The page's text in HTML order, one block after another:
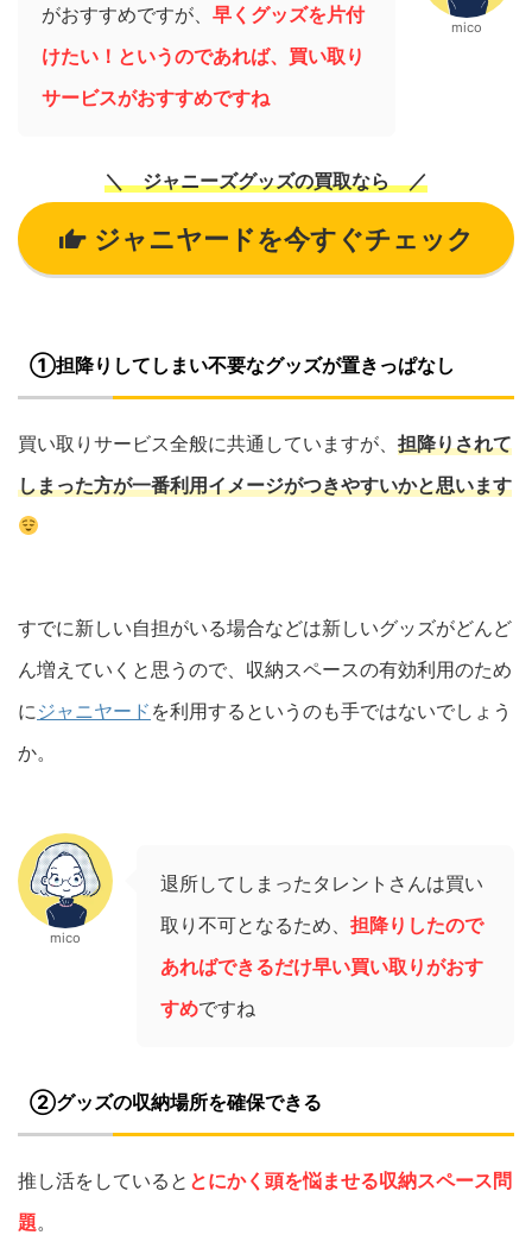
がおすすめですが、 早くグッズを片付
けたい！というのであれば、買い取り
サービスがおすすめですね
mico
＼ ジャニーズグッズの買取なら ／
ジャニヤードを今すぐチェック
①担降りしてしまい不要なグッズが置きっぱなし
買い取りサービス全般に共通していますが、 担降りされて
しまった方が一番利用イメージがつきやすいかと思います
すでに新しい自担がいる場合などは新しいグッズがどんど
ん増えていくと思うので、収納スペースの有効利用のため
に ジャニヤード を利用するというのも手ではないでしょう
か。
mico
退所してしまったタレントさんは買い
取り不可となるため、 担降りしたので
あればできるだけ早い買い取りがおす
すめですね
②グッズの収納場所を確保できる
推し活をしていると とにかく頭を悩ませる収納スペース問
題。